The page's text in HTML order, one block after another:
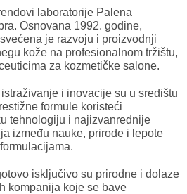
laboratorije Palena
Osnovana 1992. godine,
je razvoju i proizvodnji
kože na profesionalnom tržištu,
za kozmetičke salone.
i inovacije su u središtu
formule koristeći
tehnologiju i najizvanrednije
između nauke, prirode i lepote
isključivo su prirodne i dolaze
kompanija koje se bave